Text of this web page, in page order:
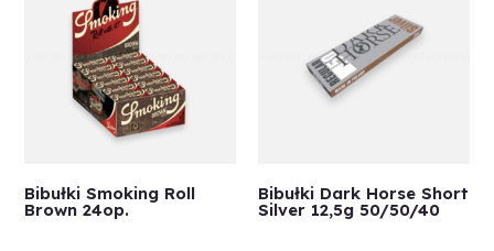
Bibułki Smoking Roll
Brown 24op.
Bibułki Dark Horse Short
Silver 12,5g 50/50/40